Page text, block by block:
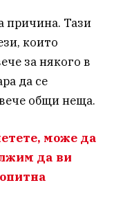
причина. Тази
които
за някого в
да се
общи неща.
може да
да ви